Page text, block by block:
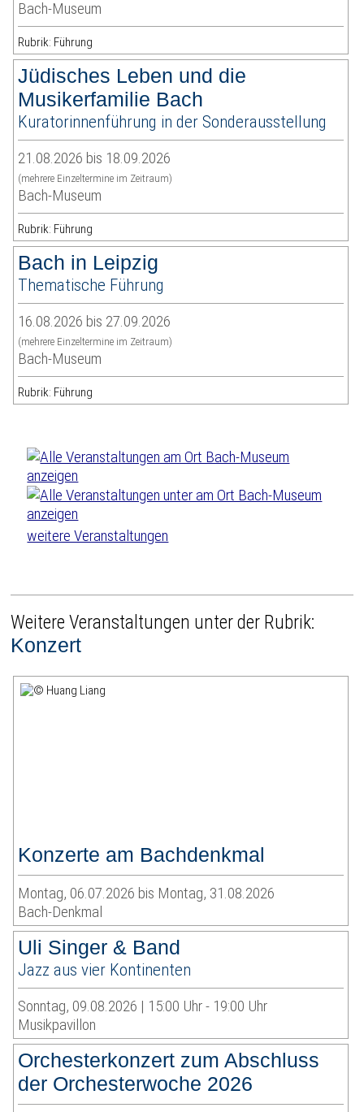
Bach-Museum
Rubrik: Führung
Jüdisches Leben und die
Musikerfamilie Bach
Kuratorinnenführung in der Sonderausstellung
21.08.2026 bis 18.09.2026
(mehrere Einzeltermine im Zeitraum)
Bach-Museum
Rubrik: Führung
Bach in Leipzig
Thematische Führung
16.08.2026 bis 27.09.2026
(mehrere Einzeltermine im Zeitraum)
Bach-Museum
Rubrik: Führung
weitere Veranstaltungen
Weitere Veranstaltungen unter der Rubrik:
Konzert
Konzerte am Bachdenkmal
Montag, 06.07.2026 bis Montag, 31.08.2026
Bach-Denkmal
Uli Singer & Band
Jazz aus vier Kontinenten
Sonntag, 09.08.2026 | 15:00 Uhr - 19:00 Uhr
Musikpavillon
Orchesterkonzert zum Abschluss
der Orchesterwoche 2026